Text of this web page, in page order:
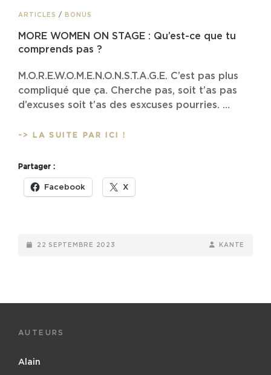
CAT
ARTICLES / BONUS
MORE WOMEN ON STAGE : Qu’est-ce que tu
comprends pas ?
M.O.R.E.W.O.M.E.N.O.N.S.T.A.G.E. C’est pas plus
compliqué que ça. Cherche pas, soit t’as pas
d’excuses soit t’as des esxcuses pourries. …
-> LA SUITE PAR ICI !
:
QU’EST-
Partager :
Facebook X
POSTED-
22 SEPTEMBRE 2023
BY
BYLINEKANTE
AUTEURS
Alain